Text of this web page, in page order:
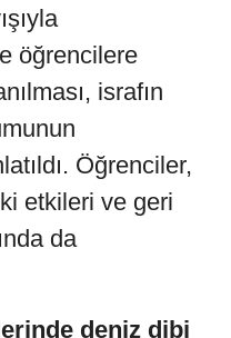
öğrencilere
israfın
Öğrenciler,
etkileri ve geri
da
deniz dibi